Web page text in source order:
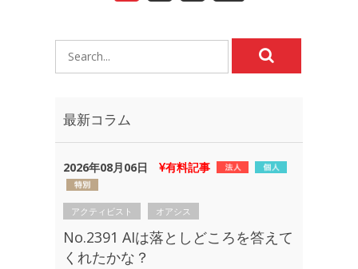
最新コラム
2026年08月06日 有料記事
アクティビスト オアシス
No.2391 AIは落としどころを答えて
くれたかな？